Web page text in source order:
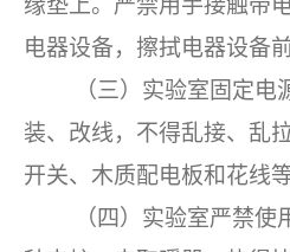
缘垫上。严禁用手接触带
电器设备，擦拭电器设备
（三）实验室固定
装、改线，不得乱接、乱
开关、木质配电板和花线等
（四）实验室严禁